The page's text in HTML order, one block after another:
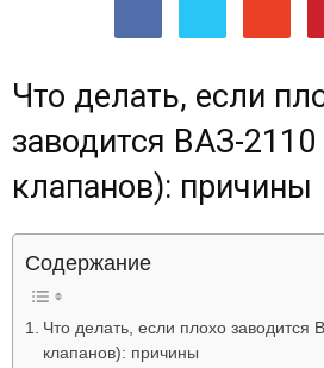
Лада
Что делать, если
заводится ВАЗ-
клапанов): причины
Содержание
Что делать, если плохо заводится
клапанов): причины